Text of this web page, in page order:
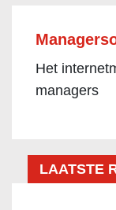
Het
managers
LAATSTE